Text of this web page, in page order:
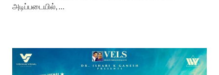
அடிப்படையில், …